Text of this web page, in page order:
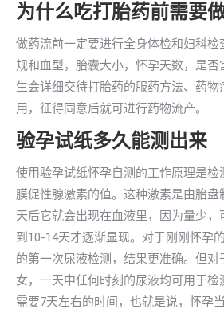
为什么吃打胎药前需要
做药流前一定要进行全身体检和妇科检
规和血型，胎囊大小，怀孕天数，是否
生会详细交待打胎药的服药方法、药
用，征得同意后就可进行药物流产。
验孕试纸多久能测出来
使用验孕试纸怀孕自测的工作原理是检
膜促性腺激素的值。这种激素是由胎
天后它就会出现在血液里，因为量少
到10-14天才逐渐显现。对于刚刚怀孕
的第一次尿液检测，结果更准确。但
女，一天中任何时刻的尿液均可用于
需要7天左右的时间，也就是说，怀孕